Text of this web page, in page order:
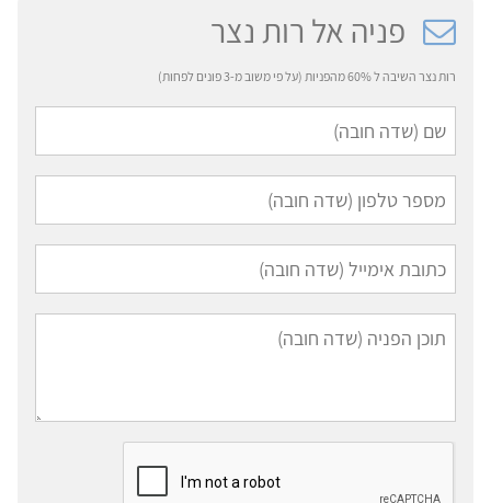
פניה אל רות נצר
רות נצר השיבה ל 60% מהפניות (על פי משוב מ-3 פונים לפחות)